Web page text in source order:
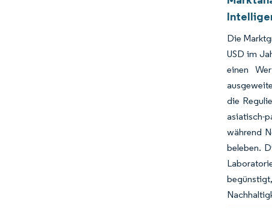
Die
USD im
einen
die
asiatisch-
während
beleben.